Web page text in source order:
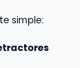
simple: